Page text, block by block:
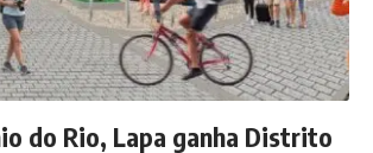
do Rio, Lapa ganha Distrito